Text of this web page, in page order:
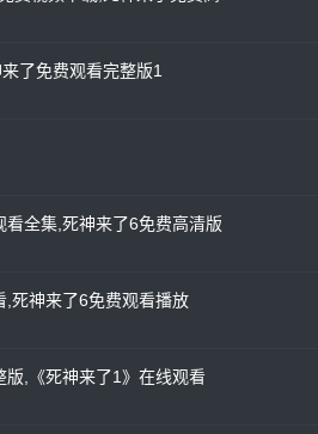
了免费观看完整版1
全集,死神来了6免费高清版
,死神来了6免费观看播放
版,《死神来了1》在线观看